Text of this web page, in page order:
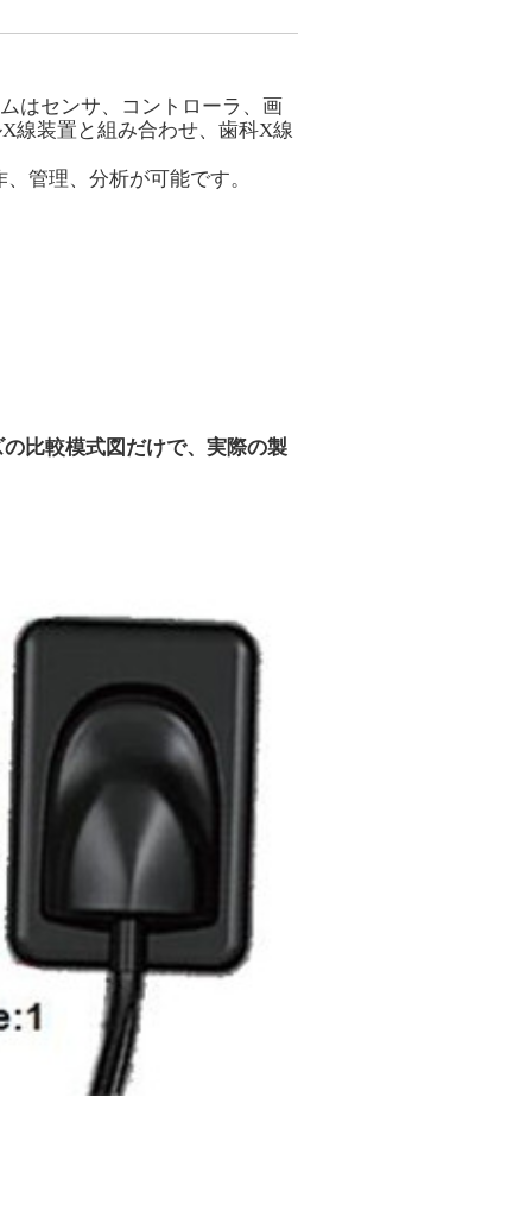
はセンサ、コントローラ、画
線装置と組み合わせ、歯科X線
管理、分析が可能です。
比較模式図だけで、実際の製